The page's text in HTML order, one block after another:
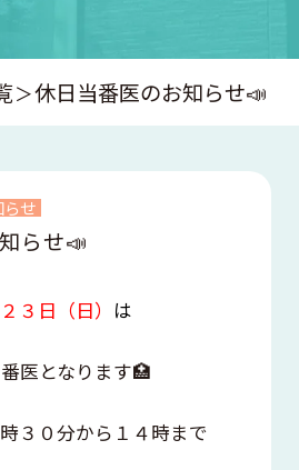
休日当番医のお知らせ📣
らせ
らせ📣
３日（日） は
医となります🏥
３０分から１４時まで